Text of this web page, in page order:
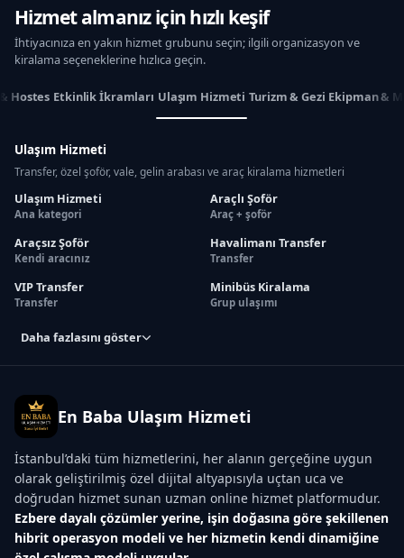
Hizmet almanız için hızlı keşif
İhtiyacınıza en yakın hizmet grubunu seçin; ilgili organizasyon ve
kiralama seçeneklerine hızlıca geçin.
Hostes Etkinlik İkramları Ulaşım Hizmeti Turizm & Gezi Ekipman &
Ulaşım Hizmeti
Transfer, özel şoför, vale, gelin arabası ve araç kiralama hizmetleri
Ulaşım Hizmeti
Ana kategori
Araçlı Şoför
Araç + şoför
Araçsız Şoför
Kendi aracınız
Havalimanı Transfer
Transfer
VIP Transfer
Transfer
Minibüs Kiralama
Grup ulaşımı
Daha fazlasını göster
En Baba Ulaşım Hizmeti
İstanbul’daki tüm hizmetlerini, her alanın gerçeğine uygun
olarak geliştirilmiş özel dijital altyapısıyla uçtan uca ve
doğrudan hizmet sunan uzman online hizmet platformudur.
Ezbere dayalı çözümler yerine, işin doğasına göre şekillenen
hibrit operasyon modeli ve her hizmetin kendi dinamiğine